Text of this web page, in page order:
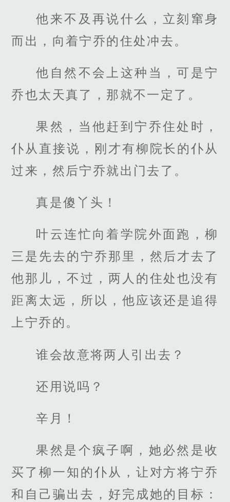
他来不及再说什么，立刻窜身
而出，向着宁乔的住处冲去。
他自然不会上这种当，可是宁
乔也太天真了，那就不一定了。
果然，当他赶到宁乔住处时，
仆从直接说，刚才有柳院长的仆从
过来，然后宁乔就出门去了。
真是傻丫头！
叶云连忙向着学院外面跑，柳
三是先去的宁乔那里，然后才去了
他那儿，不过，两人的住处也没有
距离太远，所以，他应该还是追得
上宁乔的。
谁会故意将两人引出去？
还用说吗？
辛月！
果然是个疯子啊，她必然是收
买了柳一知的仆从，让对方将宁乔
和自己骗出去，好完成她的目标：